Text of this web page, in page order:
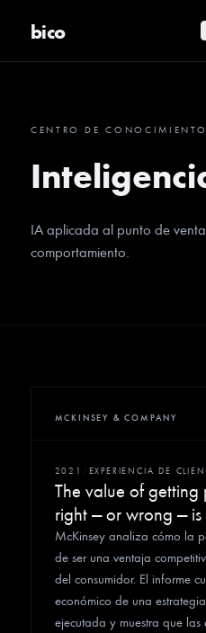
bico
CENTRO DE CONOCIMIENTO
IA aplicada al punto de
comportamiento.
MCKINSEY & COMPANY
2021 EXPERIENCIA DE
The value of
right — or wrong —
McKinsey analiza cómo la
de ser una ventaja
del consumidor. El informe
económico de una
ejecutada y muestra que